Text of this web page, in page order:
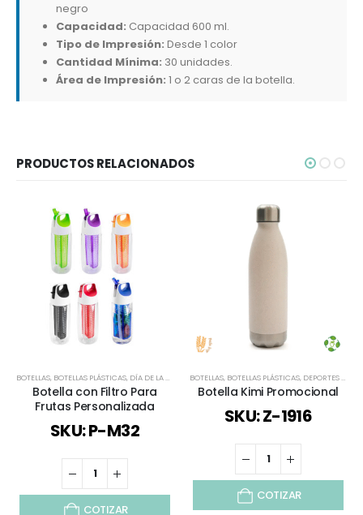
negro
Capacidad: Capacidad 600 ml.
Tipo de Impresión: Desde 1 color
Cantidad Mínima: 30 unidades.
Área de Impresión: 1 o 2 caras de la botella.
PRODUCTOS RELACIONADOS
BOTELLAS, BOTELLAS PLÁSTICAS, DÍA DE LA MADRE ,TODOS
Botella con Filtro Para
Frutas Personalizada
SKU: P-M32
COTIZAR
BOTELLAS, BOTELLAS PLÁSTICAS, DEPORTES Y BIENESTAR
Botella Kimi Promocional
SKU: Z-1916
COTIZAR